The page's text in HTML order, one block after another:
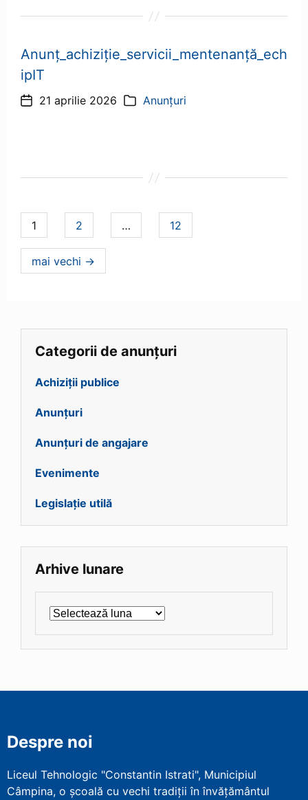
Anunț_achiziție_servicii_mentenanță_ech
ipIT
Dată21 aprilie 2026 Categorii
Anunțuri
Navigare
articole
pagina
1 pagina
2 … pagina
12
mai vechi →
Categorii de anunțuri
Achiziții publice
Anunțuri
Anunțuri de angajare
Evenimente
Legislație utilă
Arhive lunare
Arhive
Despre noi
Liceul Tehnologic "Constantin Istrati", Municipiul
Câmpina, o școală cu vechi tradiții în învățământul